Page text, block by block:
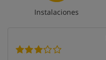
Instalaciones